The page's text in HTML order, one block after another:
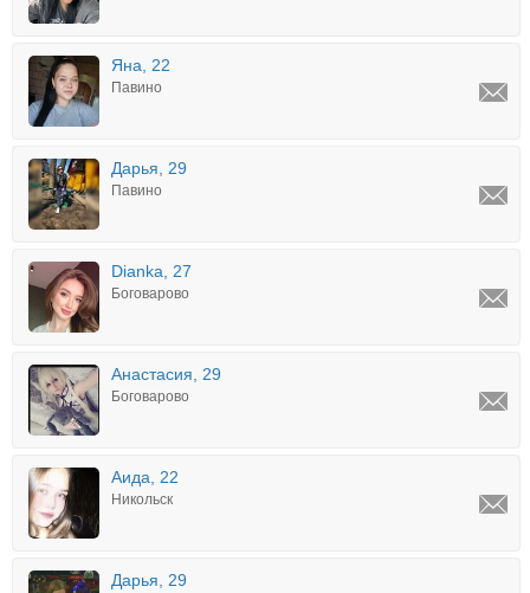
Яна, 22
Павино
Дарья, 29
Павино
Dianka, 27
Боговарово
Анастасия, 29
Боговарово
Аида, 22
Никольск
Дарья, 29